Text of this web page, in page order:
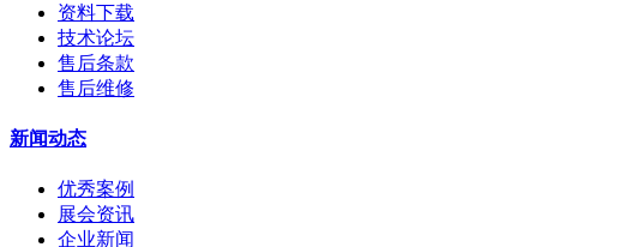
资料下载
技术论坛
售后条款
售后维修
新闻动态
优秀案例
展会资讯
企业新闻